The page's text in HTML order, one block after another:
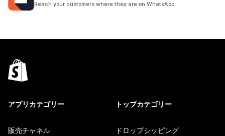
Reach your customers where they are on WhatsApp.
アプリカテゴリー
販売チャネル
トップカテゴリー
ドロップシッピング